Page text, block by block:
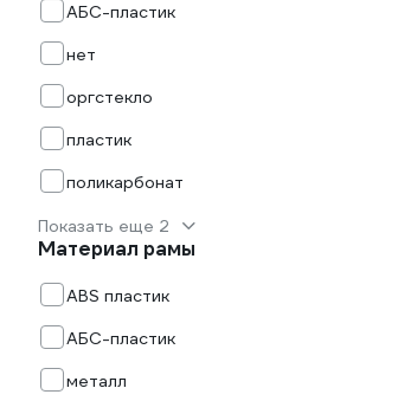
АБС-пластик
нет
оргстекло
пластик
поликарбонат
Показать еще 2
Материал рамы
ABS пластик
АБС-пластик
металл